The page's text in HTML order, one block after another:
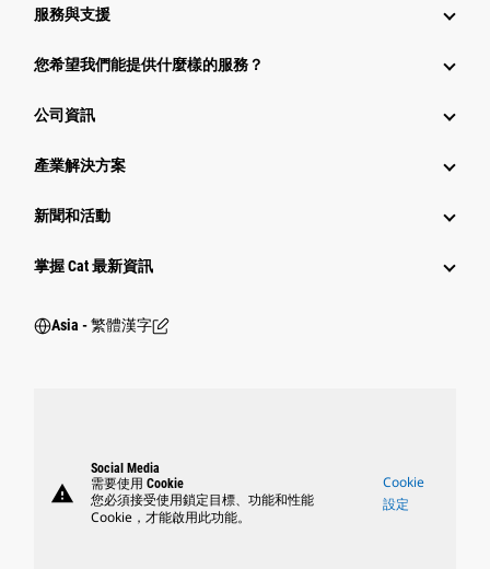
服務與支援
您希望我們能提供什麼樣的服務？
公司資訊
產業解決方案
新聞和活動
掌握 Cat 最新資訊
Asia - 繁體漢字
warning
Social Media
需要使用 Cookie
您必須接受使用鎖定目標、功能和性能
Cookie，才能啟用此功能。
Cookie
設定